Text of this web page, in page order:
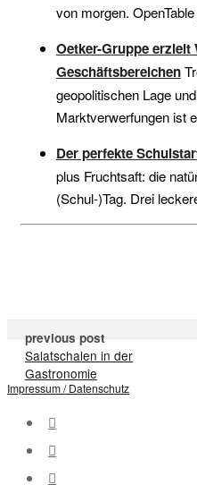
von morgen.
Oetker-Gruppe erzielt
Geschäftsbereichen
geopolitischen Lage
Marktverwerfungen ist
Der perfekte
plus Fruchtsaft: die
(Schul-)Tag. Drei
previous post
Salatschalen in der
Gastronomie
Impressum / Datenschutz